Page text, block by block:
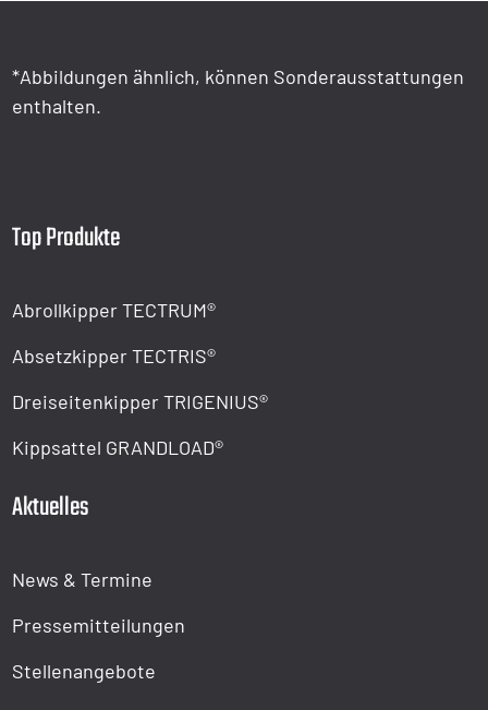
*Abbildungen ähnlich, können Sonderausstattungen
enthalten.
Top Produkte
Abrollkipper TECTRUM®
Absetzkipper TECTRIS®
Dreiseitenkipper TRIGENIUS®
Kippsattel GRANDLOAD®
Aktuelles
News & Termine
Pressemitteilungen
Stellenangebote